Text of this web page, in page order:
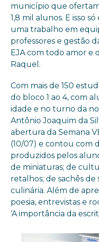
município que
1,8 mil alunos. E isso
uma trabalho em
professores e gestão
EJA com todo amor e
Raquel.
Com mais de 150
do bloco 1 ao 4, com
idade e no turno da
Antônio Joaquim da
abertura da Semana
(10/07) e contou com
produzidos pelos
de miniaturas; de
retalhos; de sachês
culinária. Além de
poesia, entrevistas e
‘A importância da